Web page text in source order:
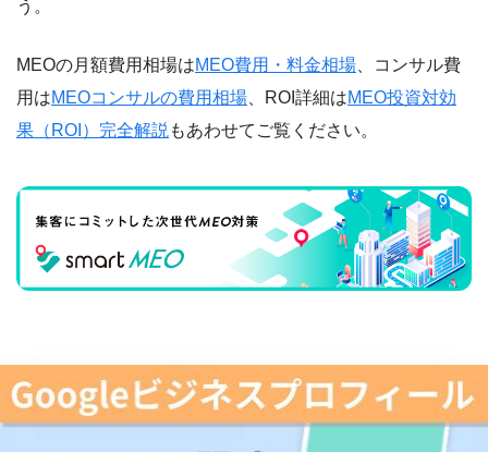
う。
MEOの月額費用相場はMEO費用・料金相場 、コンサル費
用はMEOコンサルの費用相場 、ROI詳細はMEO投資対効
果（ROI）完全解説 もあわせてご覧ください。